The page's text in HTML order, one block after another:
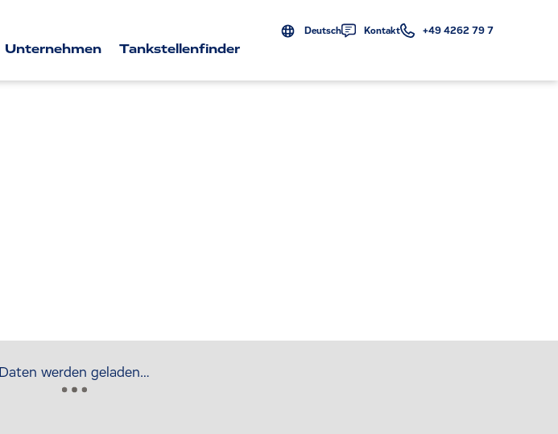
Deutsch Kontakt +49 4262 79 7
Unternehmen Tankstellenfinder
Daten werden geladen…